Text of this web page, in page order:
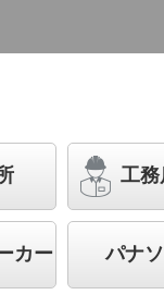
・据置取付型
タイプ・ビーム
ル電球60形1灯器
税抜）
工務
カー パナ